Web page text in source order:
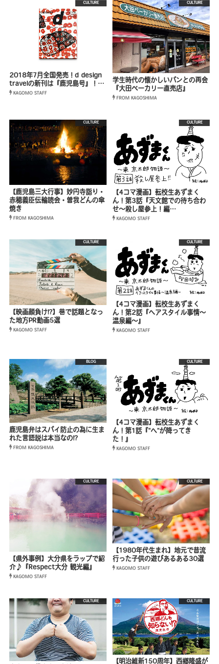
CULTURE
2018年7月全国発売！d design
travelの新刊は『鹿児島号』！…
KAGOMO STAFF
CULTURE
学生時代の懐かしいパンとの再会
『大田ベーカリー直売店』
FROM KAGOSHIMA
CULTURE
【鹿児島三大行事】妙円寺詣り・
赤穂義臣伝輪読会・曽我どんの傘
焼き
FROM KAGOSHIMA
CULTURE
【4コマ漫画】転校生あずまく
ん！第3話『天文館での待ち合わ
せ〜殺し屋参上！編…
KAGOMO STAFF
CULTURE
【映画顔負け!?】巷で話題となっ
た地方PR動画5選
KAGOMO STAFF
CULTURE
【4コマ漫画】転校生あずまく
ん！第2話『ヘアスタイル事情〜
温泉編〜』
KAGOMO STAFF
BLOG
鹿児島弁はスパイ防止の為に生ま
れた言語説は本当なの!?
FROM KAGOSHIMA
CULTURE
【4コマ漫画】転校生あずまく
ん！第1話『"へ"が降ってき
た！』
KAGOMO STAFF
CULTURE
【県外事例】大分県をラップで紹
介♪『Respect大分 観光編』
KAGOMO STAFF
CULTURE
【1980年代生まれ】地元で昔流
行った子供の遊びあるある30選
KAGOMO STAFF
CULTURE CULTURE
【明治維新150周年】西郷隆盛が